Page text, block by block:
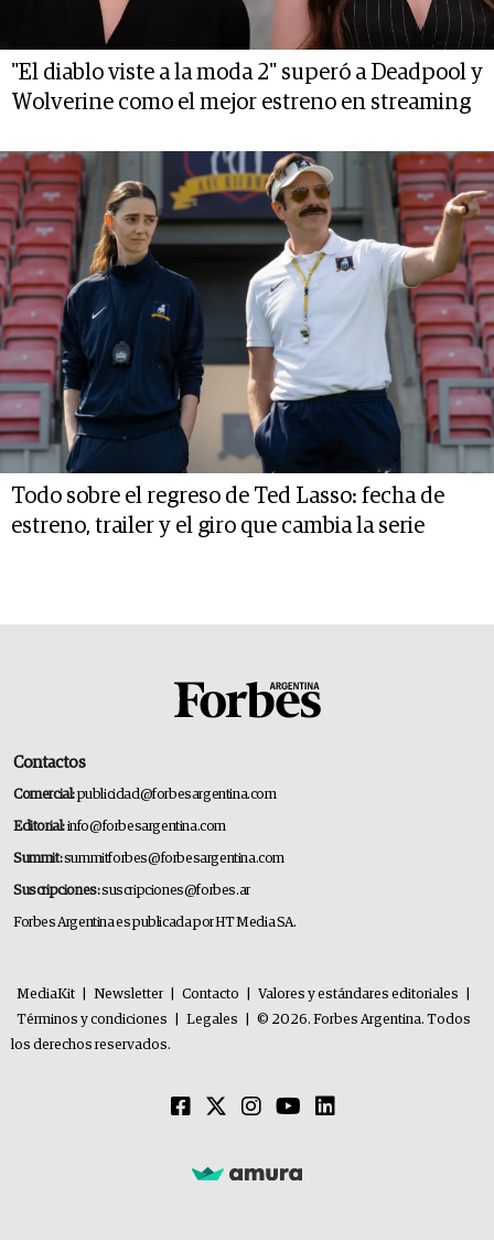
"El diablo viste a la moda 2" superó a Deadpool y
Wolverine como el mejor estreno en streaming
Todo sobre el regreso de Ted Lasso: fecha de
estreno, trailer y el giro que cambia la serie
Contactos
Comercial:publicidad@forbesargentina.com
Editorial:info@forbesargentina.com
Summit:summitforbes@forbesargentina.com
Suscripciones:suscripciones@forbes.ar
Forbes Argentina es publicada por HT Media SA.
MediaKit Newsletter Contacto Valores y estándares editoriales
Términos y condiciones
Legales
© 2026. Forbes Argentina. Todos
los derechos reservados.